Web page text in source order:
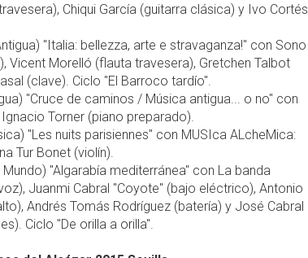
Chiqui García (guitarra clásica) y Ivo Cortés
"Italia: bellezza, arte e stravaganza!" con Sono
Vicent Morelló (flauta travesera), Gretchen Talbot
(clave). Ciclo "El Barroco tardío".
"Cruce de caminos / Música antigua... o no" con
Torner (piano preparado).
"Les nuits parisiennes" con MUSIca ALcheMica:
Tur Bonet (violín).
"Algarabía mediterránea" con La banda
Juanmi Cabral "Coyote" (bajo eléctrico), Antonio
Andrés Tomás Rodríguez (batería) y José Cabral
Ciclo "De orilla a orilla".